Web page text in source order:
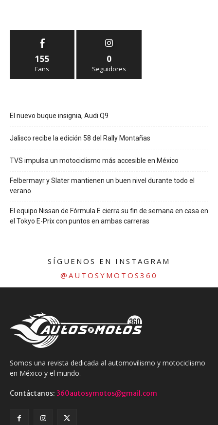
155
Fans
0
Seguidores
El nuevo buque insignia, Audi Q9
Jalisco recibe la edición 58 del Rally Montañas
TVS impulsa un motociclismo más accesible en México
Felbermayr y Slater mantienen un buen nivel durante todo el
verano.
El equipo Nissan de Fórmula E cierra su fin de semana en casa en
el Tokyo E-Prix con puntos en ambas carreras
SÍGUENOS EN INSTAGRAM
@AUTOSYMOTOS360
Somos una revista dedicada al automovilismo y motociclismo
en México y el mundo.
Contáctanos: 360autosymotos@gmail.com